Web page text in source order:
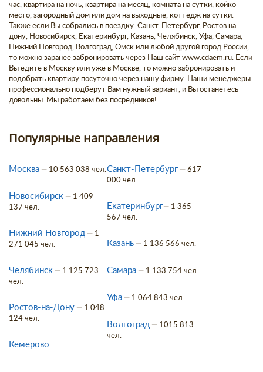
час, квартира на ночь, квартира на месяц, комната на сутки, койко-
место, загородный дом или дом на выходные, коттедж на сутки.
Также если Вы собрались в поездку: Санкт-Петербург, Ростов на
дону, Новосибирск, Екатеринбург, Казань, Челябинск, Уфа, Самара,
Нижний Новгород, Волгоград, Омск или любой другой город России,
то можно заранее забронировать через Наш сайт www.cdaem.ru. Если
Вы едите в Москву или уже в Москве, то можно забронировать и
подобрать квартиру посуточно через нашу фирму. Наши менеджеры
профессионально подберут Вам нужный вариант, и Вы останетесь
довольны. Мы работаем без посредников!
Популярные направления
Москва — 10 563 038 чел.
Новосибирск — 1 409
137 чел.
Нижний Новгород — 1
271 045 чел.
Челябинск — 1 125 723
чел.
Ростов-на-Дону — 1 048
124 чел.
Кемерово
Санкт-Петербург — 617
000 чел.
Екатеринбург— 1 365
567 чел.
Казань — 1 136 566 чел.
Самара — 1 133 754 чел.
Уфа — 1 064 843 чел.
Волгоград — 1015 813
чел.